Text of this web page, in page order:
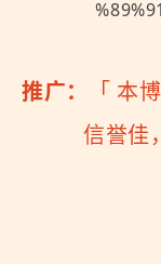
推广： 「 本
信誉佳